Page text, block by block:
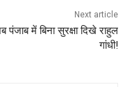
Next article
पंजाब में बिना सुरक्षा दिखे राहुल
गांधी!